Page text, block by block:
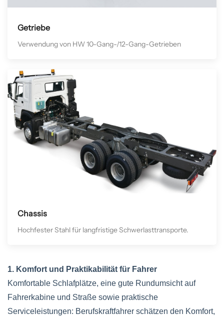
Getriebe
Verwendung von HW 10-Gang-/12-Gang-Getrieben
Chassis
Hochfester Stahl für langfristige Schwerlasttransporte.
1. Komfort und Praktikabilität für Fahrer
Komfortable Schlafplätze, eine gute Rundumsicht auf
Fahrerkabine und Straße sowie praktische
Serviceleistungen: Berufskraftfahrer schätzen den Komfort,